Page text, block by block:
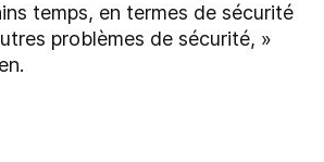
temps, en termes de sécurité
problèmes de sécurité, »